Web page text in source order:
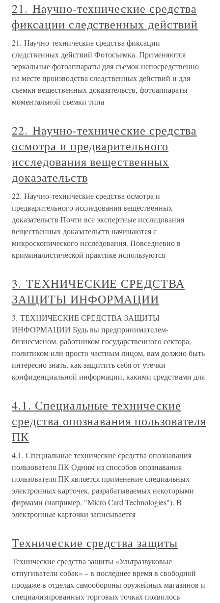
21. Научно-технические средства
фиксации следственных действий
21. Научно-технические средства фиксации
следственных действий Фотосъемка. Применяются
зеркальные фотоаппараты для съемок непосредственно
на месте производства следственных действий и для
съемки вещественных доказательств, фотоаппараты
моментальной съемки типа
22. Научно-технические средства
осмотра и предварительного
исследования вещественных
доказательств
22. Научно-технические средства осмотра и
предварительного исследования вещественных
доказательств Почти все экспертные исследования
вещественных доказательств начинаются с
микроскопического исследования. Повседневно в
криминалистической практике используются
3. ТЕХНИЧЕСКИЕ СРЕДСТВА
ЗАЩИТЫ ИНФОРМАЦИИ
3. ТЕХНИЧЕСКИЕ СРЕДСТВА ЗАЩИТЫ
ИНФОРМАЦИИ Будь вы предпринимателем-
бизнесменом, работником государственного сектора,
политиком или просто частным лицом, вам должно быть
интересно знать, как защитить себя от утечки
конфиденциальной информации, какими средствами для
4.1. Специальные технические
средства опознавания пользователя
ПК
4.1. Специальные технические средства опознавания
пользователя ПК Одним из способов опознавания
пользователя ПК является применение специальных
электронных карточек, разрабатываемых некоторыми
фирмами (например, "Micro Card Technologies"). В
электронные карточки записывается
Технические средства защиты
Технические средства защиты «Ультразвуковые
отпугиватели собак» – в последнее время в свободной
продаже в отделах самообороны оружейных магазинов и
специализированных торговых точках появилось